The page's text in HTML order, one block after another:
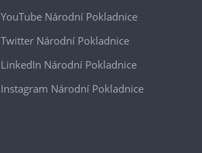
YouTube Národní Pokladnice
Twitter Národní Pokladnice
LinkedIn Národní Pokladnice
Instagram Národní Pokladnice